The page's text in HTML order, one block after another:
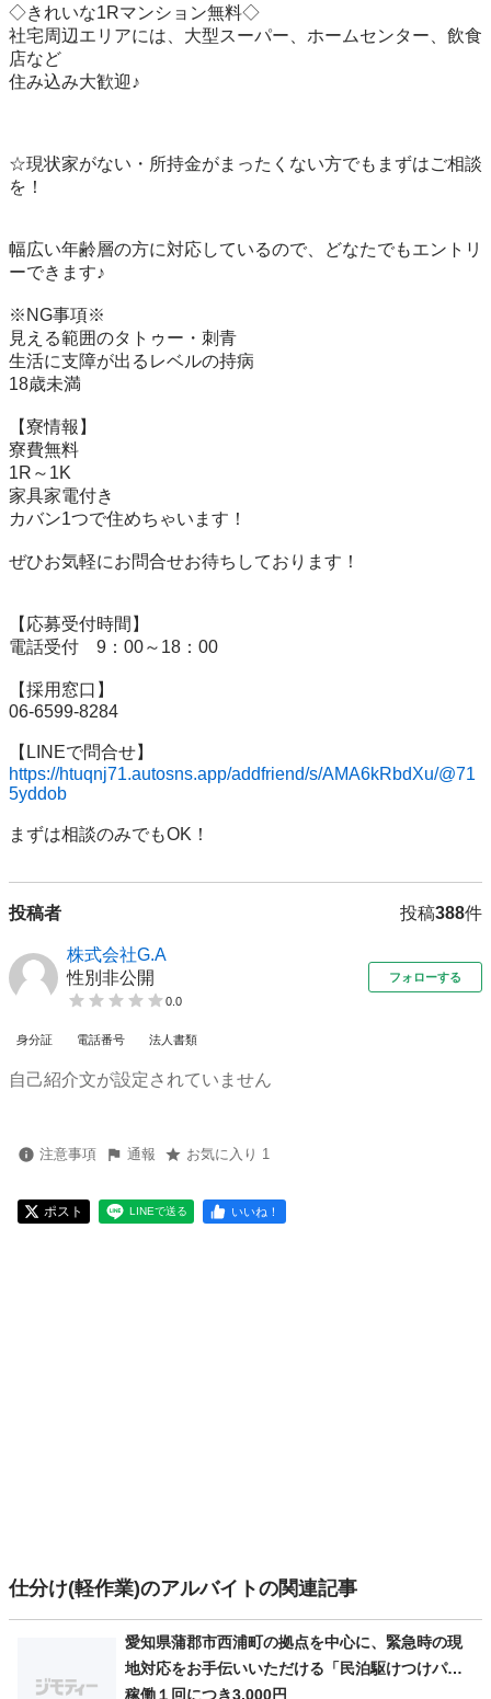
◇きれいな1Rマンション無料◇
社宅周辺エリアには、大型スーパー、ホームセンター、飲食
店など
住み込み大歓迎♪
☆現状家がない・所持金がまったくない方でもまずはご相談
を！
幅広い年齢層の方に対応しているので、どなたでもエントリ
ーできます♪
※NG事項※
見える範囲のタトゥー・刺青
生活に支障が出るレベルの持病
18歳未満
【寮情報】
寮費無料
1R～1K
家具家電付き
カバン1つで住めちゃいます！
ぜひお気軽にお問合せお待ちしております！
【応募受付時間】
電話受付　9：00～18：00
【採用窓口】
06-6599-8284
https://htuqnj71.autosns.app/addfriend/s/AMA6kRbdXu/@71
5yddob
投稿者 投稿388件
株式会社G.A
性別非公開
0.0
フォローする
身分証 電話番号 法人書類
自己紹介文が設定されていません
注意事項 通報 お気に入り 1
ポスト LINEで送る いいね！
仕分け(軽作業)のアルバイトの関連記事
愛知県蒲郡市西浦町の拠点を中心に、緊急時の現
地対応をお手伝いいただける「民泊駆けつけパー
トナー」を募集します。 住宅宿泊事業法（民泊新
稼働１回につき3,000円